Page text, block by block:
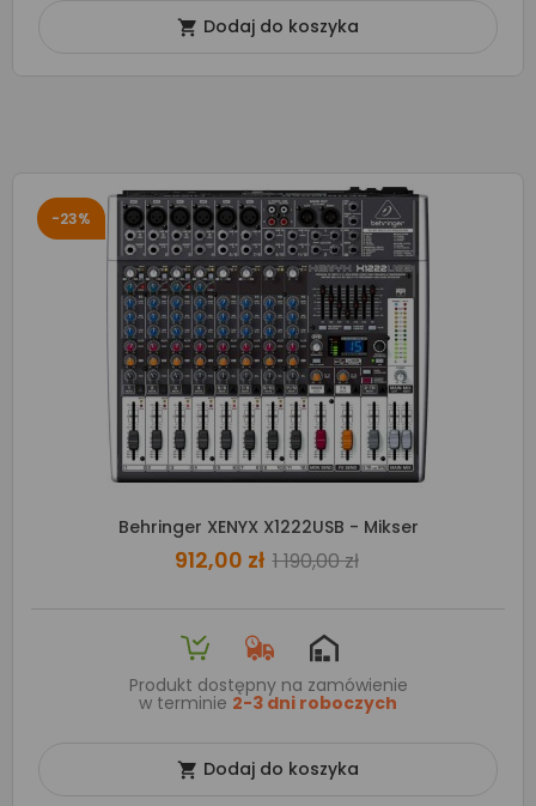
 Dodaj do koszyka
-23%
Behringer XENYX X1222USB - Mikser
912,00 zł 1 190,00 zł
Produkt dostępny na zamówienie
w terminie 2-3 dni roboczych
 Dodaj do koszyka